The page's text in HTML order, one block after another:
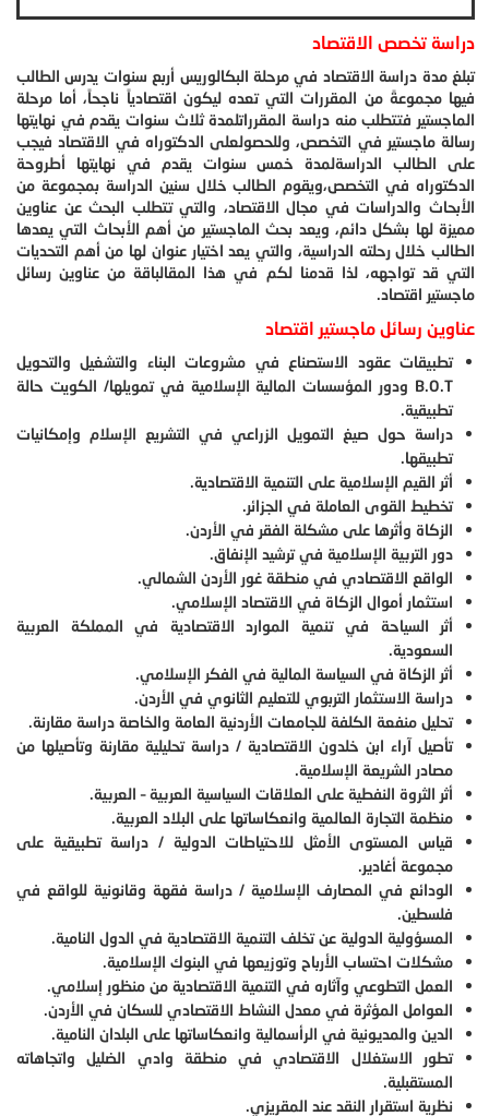
دراسة تخصص الاقتصاد
تبلغ مدة دراسة الاقتصاد في مرحلة البكالوريس أربع سنوات يدرس الطالب
فيها مجموعةً من المقررات التي تعده ليكون اقتصادياً ناجحاً، أما مرحلة
الماجستير فتتطلب منه دراسة المقرراتلمدة ثلاث سنوات يقدم في نهايتها
رسالة ماجستير في التخصص، وللحصولعلى الدكتوراه في الاقتصاد فيجب
على الطالب الدراسةلمدة خمس سنوات يقدم في نهايتها أطروحة
الدكتوراه في التخصص،ويقوم الطالب خلال سنين الدراسة بمجموعة من
الأبحاث والدراسات في مجال الاقتصاد، والتي تتطلب البحث عن عناوين
مميزة لها بشكل دائم، ويعد بحث الماجستير من أهم الأبحاث التي يعدها
الطالب خلال رحلته الدراسية، والتي يعد اختيار عنوان لها من أهم التحديات
التي قد تواجهه، لذا قدمنا لكم في هذا المقالباقة من عناوين رسائل
ماجستير اقتصاد.
عناوين رسائل ماجستير اقتصاد
تطبيقات عقود الاستصناع في مشروعات البناء والتشغيل والتحويل
B.O.T ودور المؤسسات المالية الإسلامية في تمويلها/ الكويت حالة
تطبيقية.
دراسة حول صيغ التمويل الزراعي في التشريع الإسلام وإمكانيات
تطبيقها.
أثر القيم الإسلامية على التنمية الاقتصادية.
تخطيط القوى العاملة في الجزائر.
الزكاة وأثرها على مشكلة الفقر في الأردن.
دور التربية الإسلامية في ترشيد الإنفاق.
الواقع الاقتصادي في منطقة غور الأردن الشمالي.
استثمار أموال الزكاة في الاقتصاد الإسلامي.
أثر السياحة في تنمية الموارد الاقتصادية في المملكة العربية
السعودية.
أثر الزكاة في السياسة المالية في الفكر الإسلامي.
دراسة الاستثمار التربوي للتعليم الثانوي في الأردن.
تحليل منفعة الكلفة للجامعات الأردنية العامة والخاصة دراسة مقارنة.
تأصيل آراء ابن خلدون الاقتصادية / دراسة تحليلية مقارنة وتأصيلها من
مصادر الشريعة الإسلامية.
أثر الثروة النفطية على العلاقات السياسية العربية – العربية.
منظمة التجارة العالمية وانعكاساتها على البلاد العربية.
قياس المستوى الأمثل للاحتياطات الدولية / دراسة تطبيقية على
مجموعة أغادير.
الودائع في المصارف الإسلامية / دراسة فقهة وقانونية للواقع في
فلسطين.
المسؤولية الدولية عن تخلف التنمية الاقتصادية في الدول النامية.
مشكلات احتساب الأرباح وتوزيعها في البنوك الإسلامية.
العمل التطوعي وآثاره في التنمية الاقتصادية من منظور إسلامي.
العوامل المؤثرة في معدل النشاط الاقتصادي للسكان في الأردن.
الدين والمديونية في الرأسمالية وانعكاساتها على البلدان النامية.
تطور الاستغلال الاقتصادي في منطقة وادي الضليل واتجاهاته
المستقبلية.
نظرية استقرار النقد عند المقريزي.